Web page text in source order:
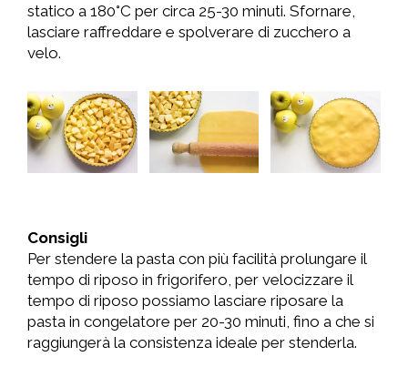
statico a 180°C per circa 25-30 minuti. Sfornare,
lasciare raffreddare e spolverare di zucchero a
velo.
Consigli
Per stendere la pasta con più facilità prolungare il
tempo di riposo in frigorifero, per velocizzare il
tempo di riposo possiamo lasciare riposare la
pasta in congelatore per 20-30 minuti, fino a che si
raggiungerà la consistenza ideale per stenderla.